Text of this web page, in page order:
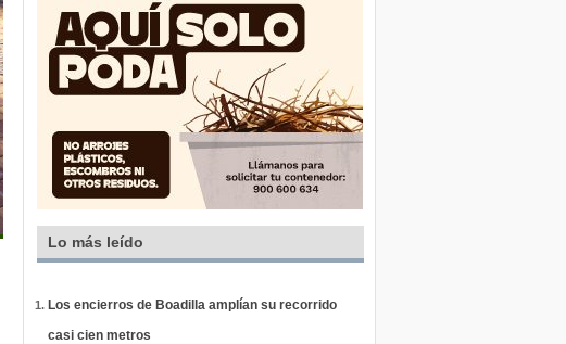
Lo más leído
Los encierros de Boadilla amplían su recorrido
casi cien metros